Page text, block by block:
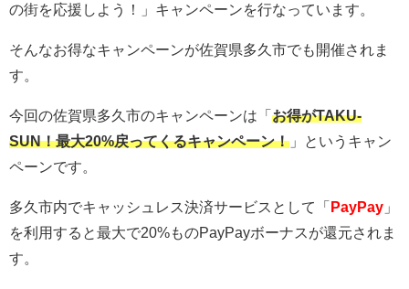
の街を応援しよう！」キャンペーンを行なっています。
そんなお得なキャンペーンが佐賀県多久市でも開催されま
す。
今回の佐賀県多久市のキャンペーンは「お得がTAKU-
SUN！最大20%戻ってくるキャンペーン！ 」というキャン
ペーンです。
多久市内でキャッシュレス決済サービスとして「PayPay 」
を利用すると最大で20%ものPayPayボーナスが還元されま
す。